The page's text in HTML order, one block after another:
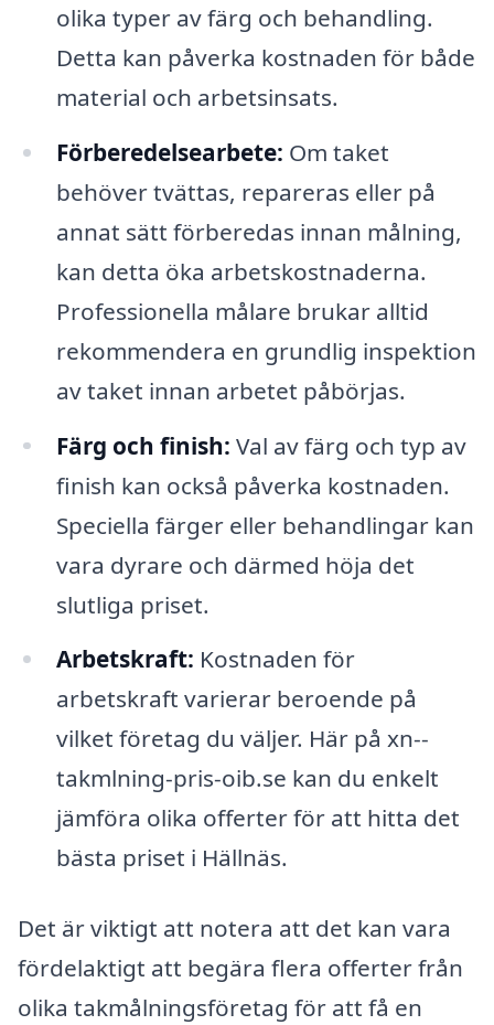
olika typer av färg och behandling.
Detta kan påverka kostnaden för både
material och arbetsinsats.
Förberedelsearbete: Om taket
behöver tvättas, repareras eller på
annat sätt förberedas innan målning,
kan detta öka arbetskostnaderna.
Professionella målare brukar alltid
rekommendera en grundlig inspektion
av taket innan arbetet påbörjas.
Färg och finish: Val av färg och typ av
finish kan också påverka kostnaden.
Speciella färger eller behandlingar kan
vara dyrare och därmed höja det
slutliga priset.
Arbetskraft: Kostnaden för
arbetskraft varierar beroende på
vilket företag du väljer. Här på xn--
takmlning-pris-oib.se kan du enkelt
jämföra olika offerter för att hitta det
bästa priset i Hällnäs.
Det är viktigt att notera att det kan vara
fördelaktigt att begära flera offerter från
olika takmålningsföretag för att få en